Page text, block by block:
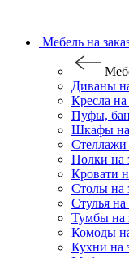
Мебель на
Диваны
Кресла на
Пуфы,
Шкафы на
Стеллажи
Полки на
Кровати
Столы на
Стулья на
Тумбы на
Комоды
Кухни на